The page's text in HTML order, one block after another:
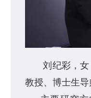
刘纪彩，女
教授、博士生导